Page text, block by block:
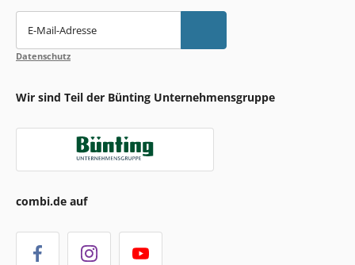
E-Mail-Adresse
Datenschutz
Wir sind Teil der Bünting Unternehmensgruppe
combi.de auf